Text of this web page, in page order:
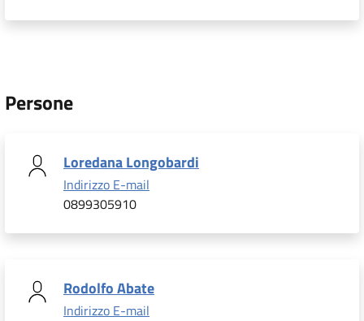
Persone
Loredana Longobardi
Indirizzo E-mail
0899305910
Rodolfo Abate
Indirizzo E-mail